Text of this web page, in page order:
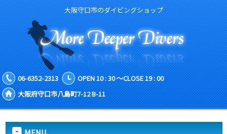
大阪守口市のダイビングショップ
06-6352-2313
OPEN 10 : 30 ～CLOSE 19 : 00
大阪府守口市八島町7-12 B-11